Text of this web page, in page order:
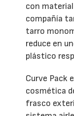
con
compañía
tarro
reduce en
plástico
Curve Pack
cosmética
frasco